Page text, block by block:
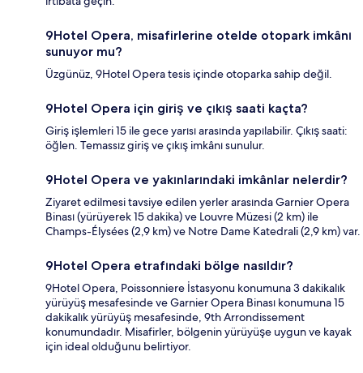
9Hotel Opera, misafirlerine otelde otopark imkânı
sunuyor mu?
Üzgünüz, 9Hotel Opera tesis içinde otoparka sahip değil.
9Hotel Opera için giriş ve çıkış saati kaçta?
Giriş işlemleri 15 ile gece yarısı arasında yapılabilir. Çıkış saati:
öğlen. Temassız giriş ve çıkış imkânı sunulur.
9Hotel Opera ve yakınlarındaki imkânlar nelerdir?
Ziyaret edilmesi tavsiye edilen yerler arasında Garnier Opera
Binası (yürüyerek 15 dakika) ve Louvre Müzesi (2 km) ile
Champs-Élysées (2,9 km) ve Notre Dame Katedrali (2,9 km) var.
9Hotel Opera etrafındaki bölge nasıldır?
9Hotel Opera, Poissonniere İstasyonu konumuna 3 dakikalık
yürüyüş mesafesinde ve Garnier Opera Binası konumuna 15
dakikalık yürüyüş mesafesinde, 9th Arrondissement
konumundadır. Misafirler, bölgenin yürüyüşe uygun ve kayak
için ideal olduğunu belirtiyor.